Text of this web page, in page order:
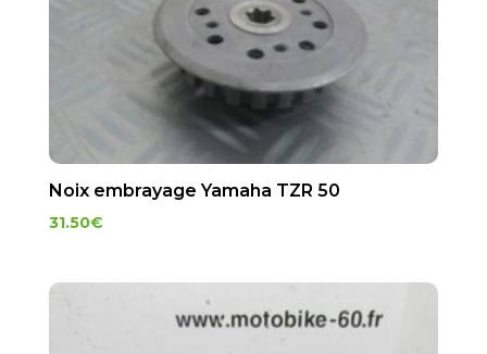
Noix embrayage Yamaha TZR 50
31.50€